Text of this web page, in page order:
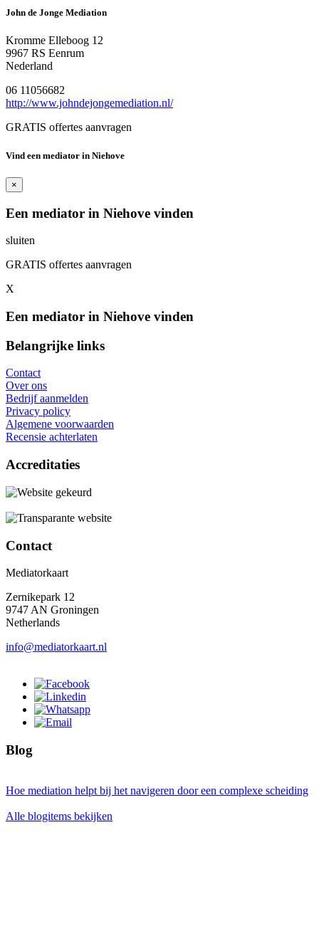
John de Jonge Mediation
Kromme Elleboog 12
9967 RS Eenrum
Nederland
06 11056682
http://www.johndejongemediation.nl/
GRATIS offertes aanvragen
Vind een mediator in Niehove
×
Een mediator in Niehove vinden
sluiten
GRATIS offertes aanvragen
X
Een mediator in Niehove vinden
Belangrijke links
Contact
Over ons
Bedrijf aanmelden
Privacy policy
Algemene voorwaarden
Recensie achterlaten
Accreditaties
Contact
Mediatorkaart
Zernikepark 12
9747 AN Groningen
Netherlands
info@mediatorkaart.nl
Blog
Hoe mediation helpt bij het navigeren door een complexe scheiding
Alle blogitems bekijken